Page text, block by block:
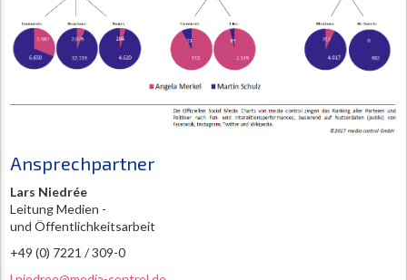
Ansprechpartner
Lars Niedrée
Leitung Medien -
und Öffentlichkeitsarbeit
+49 (0) 7221 / 309-0